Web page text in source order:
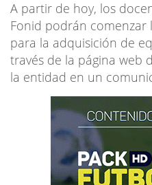
A partir de hoy, los
Fonid podrán comenzar
para la adquisición de
través de la página web
la entidad en un